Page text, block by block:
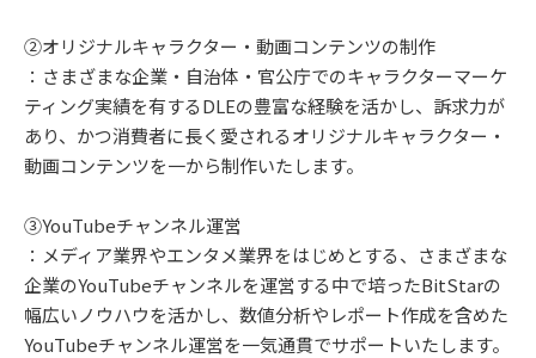
②オリジナルキャラクター・動画コンテンツの制作
：さまざまな企業・自治体・官公庁でのキャラクターマーケ
ティング実績を有するDLEの豊富な経験を活かし、訴求力が
あり、かつ消費者に長く愛されるオリジナルキャラクター・
動画コンテンツを一から制作いたします。
③YouTubeチャンネル運営
：メディア業界やエンタメ業界をはじめとする、さまざまな
企業のYouTubeチャンネルを運営する中で培ったBitStarの
幅広いノウハウを活かし、数値分析やレポート作成を含めた
YouTubeチャンネル運営を一気通貫でサポートいたします。